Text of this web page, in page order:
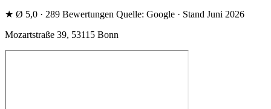
★ Ø 5,0 · 289 Bewertungen Quelle: Google · Stand Juni 2026
Mozartstraße 39, 53115 Bonn